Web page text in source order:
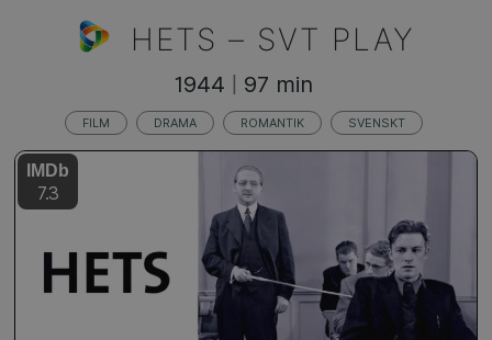
HETS – SVT PLAY
1944 97 min
FILM DRAMA ROMANTIK SVENSKT
IMDb
7.3